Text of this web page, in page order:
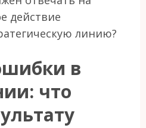
действие
линию?
в
что